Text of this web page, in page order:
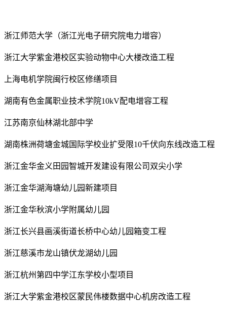
浙江师范大学（浙江光电子研究院电力增容）
浙江大学紫金港校区实验动物中心大楼改造工程
上海电机学院闽行校区修缮项目
湖南有色金属职业技术学院10kV配电增容工程
江苏南京仙林湖北部中学
湖南株洲荷塘金城国际学校业扩受限10千伏向东线改造工程
浙江金华金义田园智城开发建设有限公司双尖小学
浙江金华湖海塘幼儿园新建项目
浙江金华秋滨小学附属幼儿园
浙江长兴县画溪街道长桥中心幼儿园箱变工程
浙江慈溪市龙山镇伏龙湖幼儿园
浙江杭州第四中学江东学校小型项目
浙江大学紫金港校区蒙民伟楼数据中心机房改造工程